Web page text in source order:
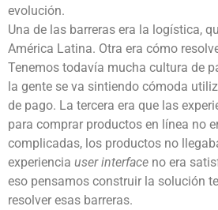
evolución.
Una de las barreras era la logística,
América Latina. Otra era cómo
Tenemos todavía mucha cultura de
la gente se va sintiendo cómoda
de pago. La tercera era que las
para comprar productos en línea no
complicadas, los productos no
experiencia user interface no era
eso pensamos construir la solución
resolver esas barreras.